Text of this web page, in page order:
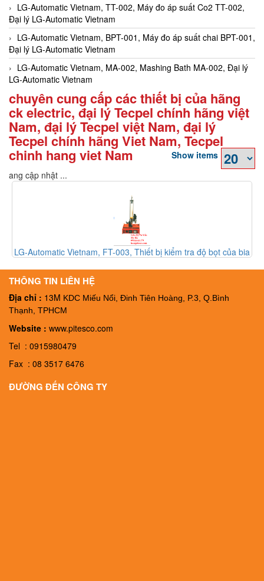
LG-Automatic Vietnam, TT-002, Máy đo áp suất Co2 TT-002,
Đại lý LG-Automatic Vietnam
LG-Automatic Vietnam, BPT-001, Máy đo áp suất chai BPT-001,
Đại lý LG-Automatic Vietnam
LG-Automatic Vietnam, MA-002, Mashing Bath MA-002, Đại lý
LG-Automatic Vietnam
chuyên cung cấp các thiết bị của hãng
ck electric, đại lý Tecpel chính hãng việt
Nam, đại lý Tecpel việt Nam, đại lý
Tecpel chính hãng Viet Nam, Tecpel
chinh hang viet Nam
Show items
Đang cập nhật ...
LG-Automatic Vietnam, FT-003, Thiết bị kiểm tra độ bọt của bia
THÔNG TIN LIÊN HỆ
Địa chỉ : 13M KDC Miếu Nổi, Đinh Tiên Hoàng, P.3, Q.Bình
Thạnh, TPHCM
Website : www.pitesco.com
Tel : 0915980479
Fax : 08 3517 6476
ĐƯỜNG ĐẾN CÔNG TY